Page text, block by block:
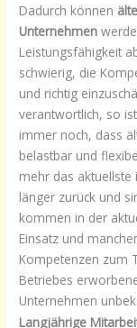
Dadurch können
Unternehmen
Leistungsfähigkeit
schwierig, die
und richtig
verantwortlich, so
immer noch, dass
belastbar und
mehr das aktuellste
länger zurück und
kommen in der
Einsatz und
Kompetenzen zum
Betriebes
Unternehmen
Langjährige